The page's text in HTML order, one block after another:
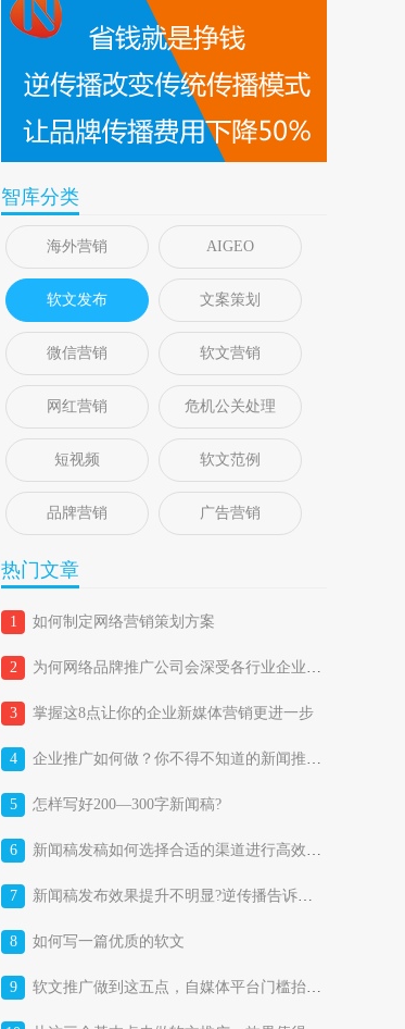
智库分类
海外营销 AIGEO
软文发布 文案策划
微信营销 软文营销
网红营销 危机公关处理
短视频 软文范例
品牌营销 广告营销
热门文章
1 如何制定网络营销策划方案
2 为何网络品牌推广公司会深受各行业企业喜爱？
3 掌握这8点让你的企业新媒体营销更进一步
4 企业推广如何做？你不得不知道的新闻推广五大优势！
5 怎样写好200—300字新闻稿?
6 新闻稿发稿如何选择合适的渠道进行高效投放？
7 新闻稿发布效果提升不明显?逆传播告诉你答案
8 如何写一篇优质的软文
9 软文推广做到这五点，自媒体平台门槛抬高成机遇